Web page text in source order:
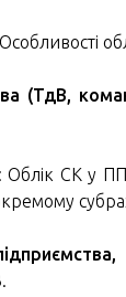
(ТдВ,
: Облік СК у